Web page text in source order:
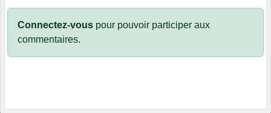
Connectez-vous pour pouvoir participer aux
commentaires.